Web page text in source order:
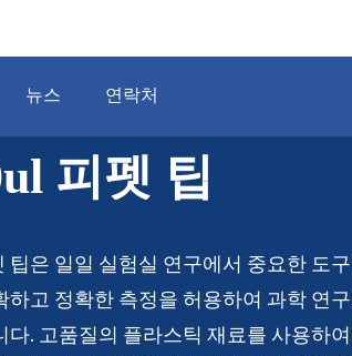
뉴스 연락처
피펫 팁
팁은 일일 실험실 연구에서 중요한 도
하고 정확한 측정을 허용하여 과학 연
다. 고품질의 플라스틱 재료를 사용하